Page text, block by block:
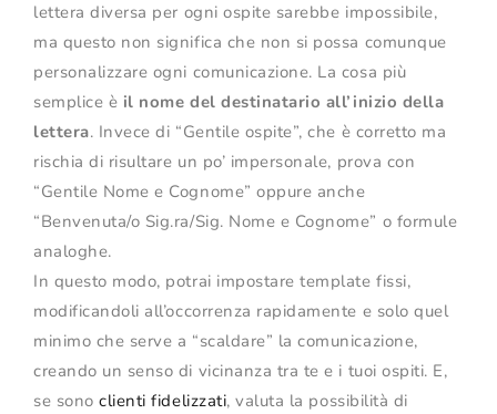
lettera diversa per ogni ospite sarebbe impossibile,
ma questo non significa che non si possa comunque
personalizzare ogni comunicazione. La cosa più
semplice è il nome del destinatario all’inizio della
lettera. Invece di “Gentile ospite”, che è corretto ma
rischia di risultare un po’ impersonale, prova con
“Gentile Nome e Cognome” oppure anche
“Benvenuta/o Sig.ra/Sig. Nome e Cognome” o formule
analoghe.
In questo modo, potrai impostare template fissi,
modificandoli all’occorrenza rapidamente e solo quel
minimo che serve a “scaldare” la comunicazione,
creando un senso di vicinanza tra te e i tuoi ospiti. E,
se sonoclienti fidelizzati, valuta la possibilità di